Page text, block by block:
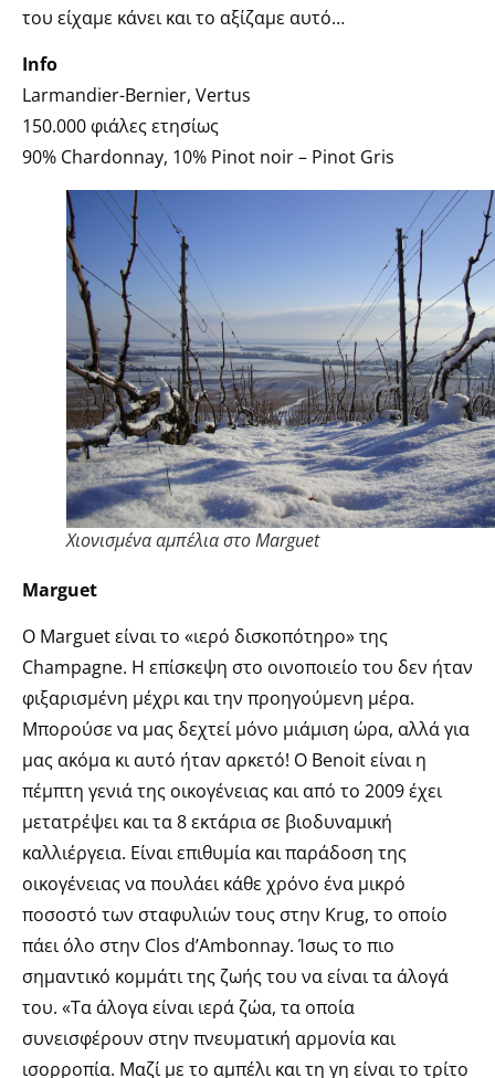
του είχαμε κάνει και το αξίζαμε αυτό…
Info
Larmandier-Bernier, Vertus
150.000 φιάλες ετησίως
90% Chardonnay, 10% Pinot noir – Pinot Gris
Χιονισμένα αμπέλια στο Marguet
Marguet
Ο Marguet είναι το «ιερό δισκοπότηρο» της
Champagne. Η επίσκεψη στο οινοποιείο του δεν ήταν
φιξαρισμένη μέχρι και την προηγούμενη μέρα.
Μπορούσε να μας δεχτεί μόνο μιάμιση ώρα, αλλά για
μας ακόμα κι αυτό ήταν αρκετό! Ο Benoit είναι η
πέμπτη γενιά της οικογένειας και από το 2009 έχει
μετατρέψει και τα 8 εκτάρια σε βιοδυναμική
καλλιέργεια. Είναι επιθυμία και παράδοση της
οικογένειας να πουλάει κάθε χρόνο ένα μικρό
ποσοστό των σταφυλιών τους στην Krug, το οποίο
πάει όλο στην Clos d’Ambonnay. Ίσως το πιο
σημαντικό κομμάτι της ζωής του να είναι τα άλογά
του. «Τα άλογα είναι ιερά ζώα, τα οποία
συνεισφέρουν στην πνευματική αρμονία και
ισορροπία. Μαζί με το αμπέλι και τη γη είναι το τρίτο